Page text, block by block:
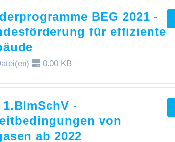
BEG 2021 -
für effiziente
0.00 KB
1.BImSchV -
von
ab 2022